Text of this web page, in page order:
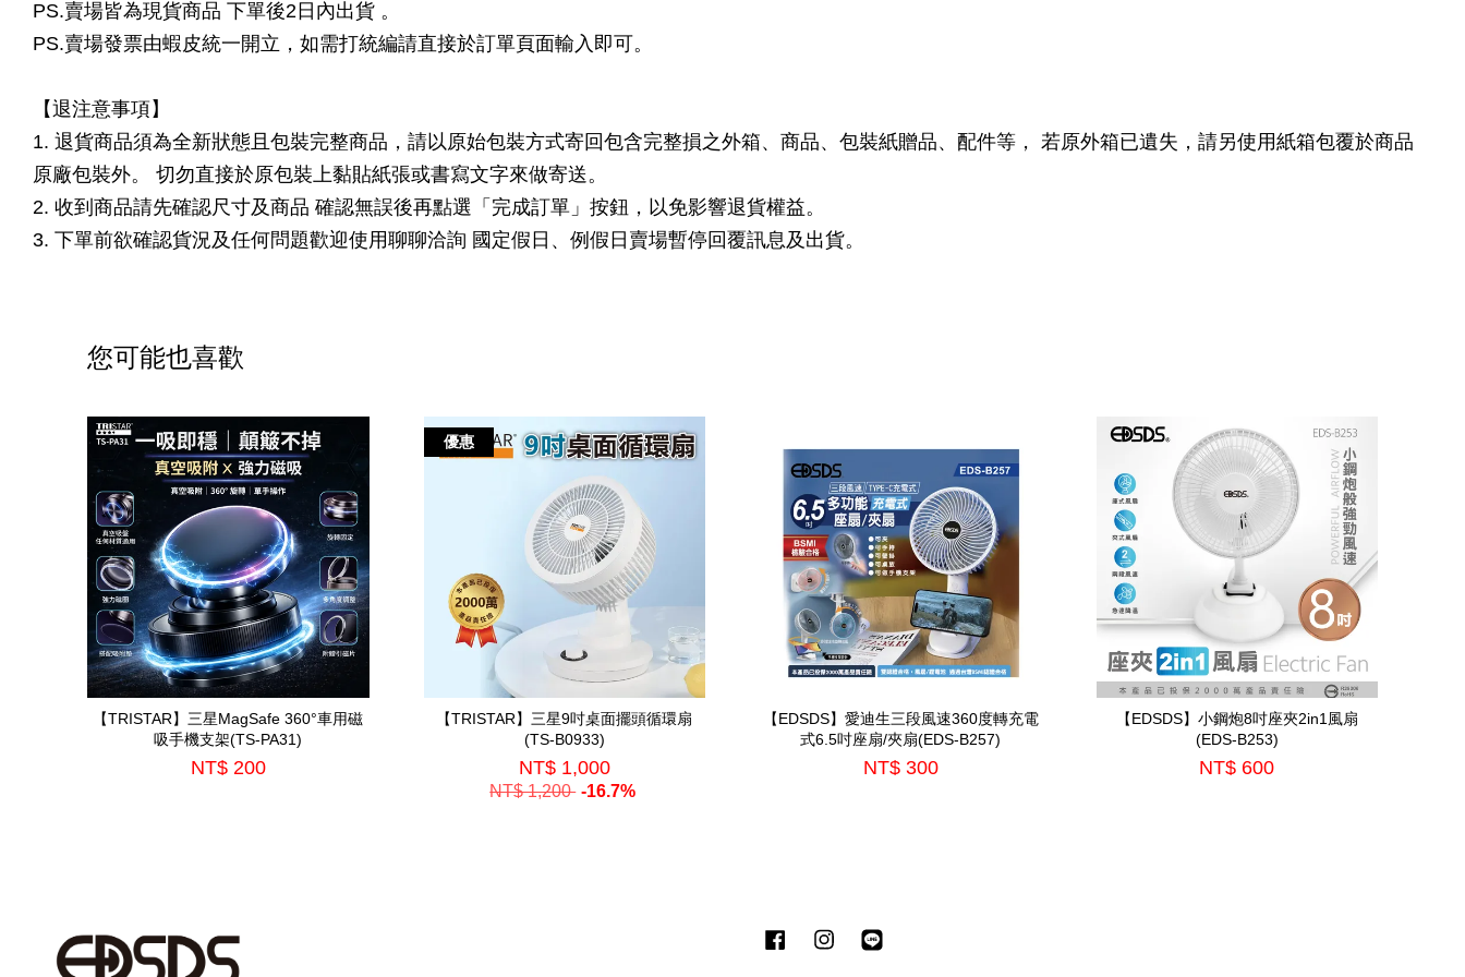
PS.賣場皆為現貨商品 下單後2日內出貨 。
PS.賣場發票由蝦皮統一開立，如需打統編請直接於訂單頁面輸入即可。
【退注意事項】
1. 退貨商品須為全新狀態且包裝完整商品，請以原始包裝方式寄回包含完整損之外箱、商品、包裝紙贈品、配件等， 若原外箱已遺失，請另使用紙箱包覆於商品
原廠包裝外。 切勿直接於原包裝上黏貼紙張或書寫文字來做寄送。
2. 收到商品請先確認尺寸及商品 確認無誤後再點選「完成訂單」按鈕，以免影響退貨權益。
3. 下單前欲確認貨況及任何問題歡迎使用聊聊洽詢 國定假日、例假日賣場暫停回覆訊息及出貨。
您可能也喜歡
【TRISTAR】三星MagSafe 360°車用磁
吸手機支架(TS-PA31)
NT$ 200
優惠
【TRISTAR】三星9吋桌面擺頭循環扇
(TS-B0933)
NT$ 1,000
NT$ 1,200 -16.7%
【EDSDS】愛迪生三段風速360度轉充電
式6.5吋座扇/夾扇(EDS-B257)
NT$ 300
【EDSDS】小鋼炮8吋座夾2in1風扇
(EDS-B253)
NT$ 600
Facebook Instagram